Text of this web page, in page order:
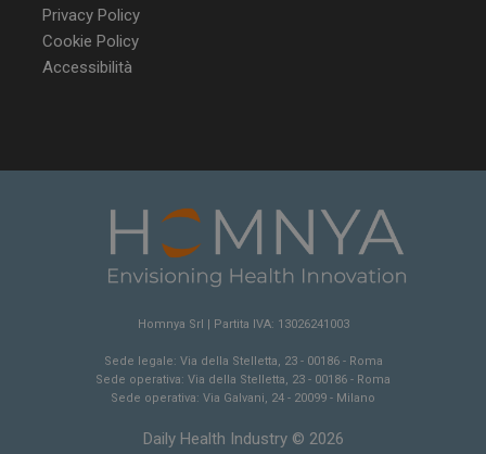
Privacy Policy
Cookie Policy
Accessibilità
Homnya Srl | Partita IVA: 13026241003
Sede legale: Via della Stelletta, 23 - 00186 - Roma
Sede operativa: Via della Stelletta, 23 - 00186 - Roma
Sede operativa: Via Galvani, 24 - 20099 - Milano
Daily Health Industry © 2026